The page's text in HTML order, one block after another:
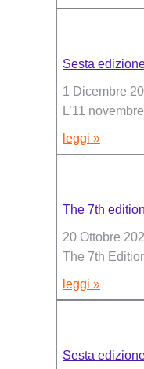
Sesta
1 Dicembre
L’11
leggi »
The 7th
20 Ottobre
The 7th
leggi »
Sesta